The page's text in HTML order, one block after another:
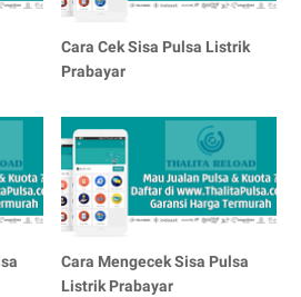
Cara Cek Sisa Pulsa Listrik
Prabayar
Cara Mengecek Sisa Pulsa
Listrik Prabayar